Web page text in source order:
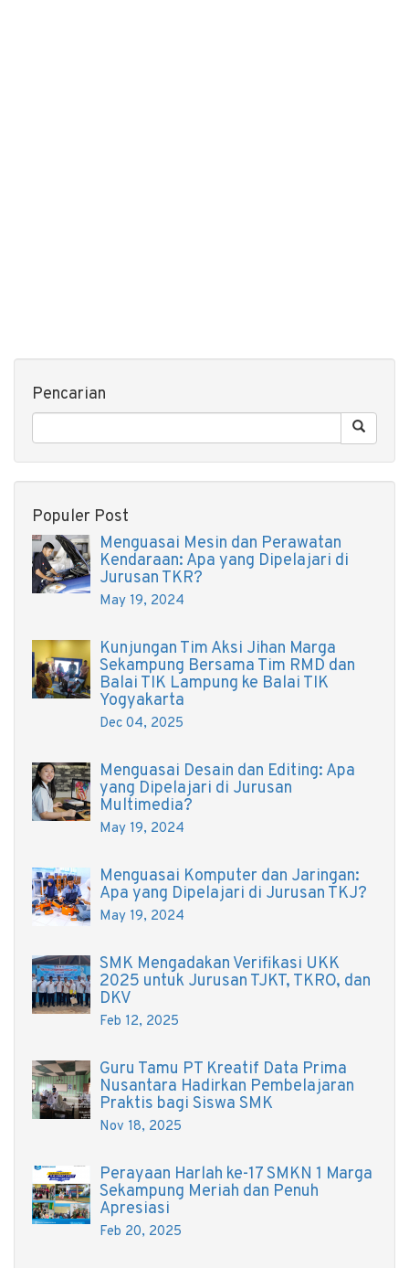
Pencarian
Populer Post
Menguasai Mesin dan Perawatan
Kendaraan: Apa yang Dipelajari di
Jurusan TKR?
May 19, 2024
Kunjungan Tim Aksi Jihan Marga
Sekampung Bersama Tim RMD dan
Balai TIK Lampung ke Balai TIK
Yogyakarta
Dec 04, 2025
Menguasai Desain dan Editing: Apa
yang Dipelajari di Jurusan
Multimedia?
May 19, 2024
Menguasai Komputer dan Jaringan:
Apa yang Dipelajari di Jurusan TKJ?
May 19, 2024
SMK Mengadakan Verifikasi UKK
2025 untuk Jurusan TJKT, TKRO, dan
DKV
Feb 12, 2025
Guru Tamu PT Kreatif Data Prima
Nusantara Hadirkan Pembelajaran
Praktis bagi Siswa SMK
Nov 18, 2025
Perayaan Harlah ke-17 SMKN 1 Marga
Sekampung Meriah dan Penuh
Apresiasi
Feb 20, 2025